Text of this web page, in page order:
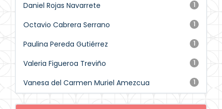
1
Daniel Rojas Navarrete
1
Octavio Cabrera Serrano
1
Paulina Pereda Gutiérrez
1
Valeria Figueroa Treviño
1
Vanesa del Carmen Muriel Amezcua